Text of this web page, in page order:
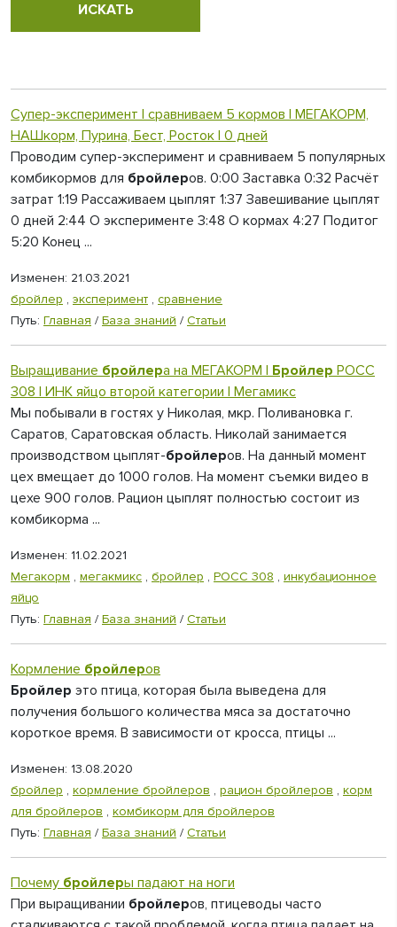
Супер-эксперимент | сравниваем 5 кормов | МЕГАКОРМ,
НАШкорм, Пурина, Бест, Росток | 0 дней
Проводим супер-эксперимент и сравниваем 5 популярных
комбикормов для бройлеров. 0:00 Заставка 0:32 Расчёт
затрат 1:19 Рассаживаем цыплят 1:37 Завешивание цыплят
0 дней 2:44 О эксперименте 3:48 О кормах 4:27 Подитог
5:20 Конец ...
Изменен: 21.03.2021
бройлер , эксперимент , сравнение
Путь: Главная / База знаний / Статьи
Выращивание бройлера на МЕГАКОРМ | Бройлер РОСС
308 | ИНК яйцо второй категории | Мегамикс
Мы побывали в гостях у Николая, мкр. Поливановка г.
Саратов, Саратовская область. Николай занимается
производством цыплят-бройлеров. На данный момент
цех вмещает до 1000 голов. На момент съемки видео в
цехе 900 голов. Рацион цыплят полностью состоит из
комбикорма ...
Изменен: 11.02.2021
Мегакорм , мегакмикс , бройлер , РОСС 308 , инкубационное
яйцо
Путь: Главная / База знаний / Статьи
Кормление бройлеров
Бройлер это птица, которая была выведена для
получения большого количества мяса за достаточно
короткое время. В зависимости от кросса, птицы ...
Изменен: 13.08.2020
бройлер , кормление бройлеров , рацион бройлеров , корм
для бройлеров , комбикорм для бройлеров
Путь: Главная / База знаний / Статьи
Почему бройлеры падают на ноги
При выращивании бройлеров, птицеводы часто